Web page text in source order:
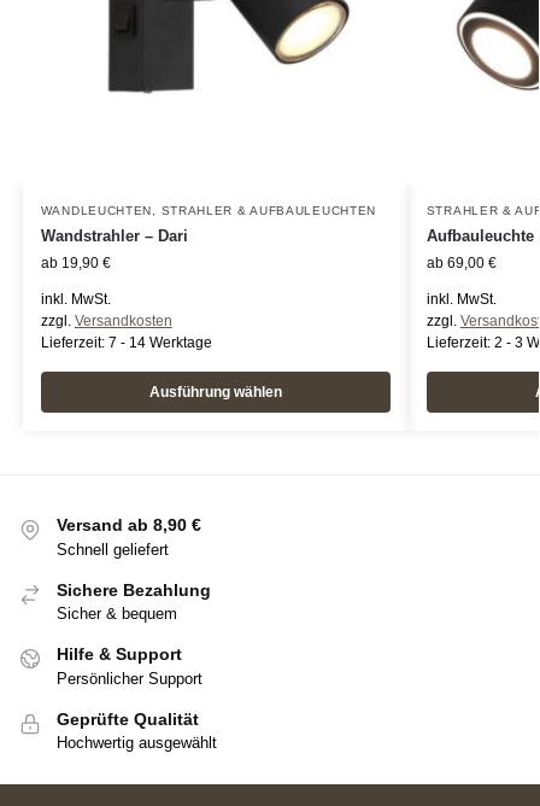
WANDLEUCHTEN , STRAHLER & AUFBAULEUCHTEN
Wandstrahler – Dari
ab 19,90 €
inkl. MwSt.
zzgl. Versandkosten
Lieferzeit: 7 - 14 Werktage
Ausführung wählen
STRAHLER &
Aufbauleuchte
ab 69,00 €
inkl. MwSt.
zzgl.
Lieferzeit: 2 - 3
Versand ab 8,90 €
Schnell geliefert
Sichere Bezahlung
Sicher & bequem
Hilfe & Support
Persönlicher Support
Geprüfte Qualität
Hochwertig ausgewählt